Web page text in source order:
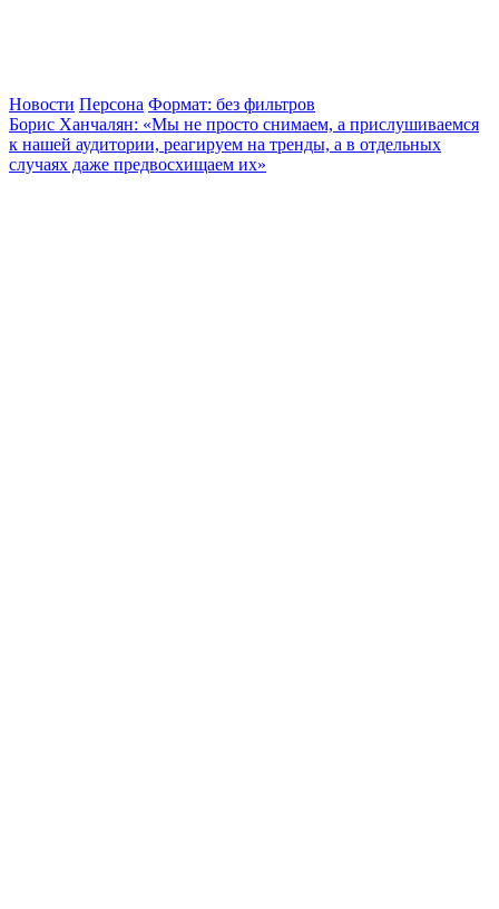
Новости Персона Формат: без фильтров
Борис Ханчалян: «Мы не просто снимаем, а прислушиваемся
к нашей аудитории, реагируем на тренды, а в отдельных
случаях даже предвосхищаем их»